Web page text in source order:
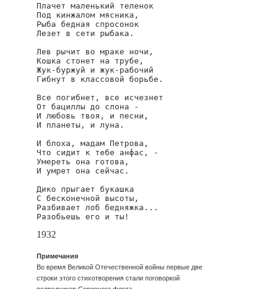
Плачет маленький теленок
Под кинжалом мясника,
Рыба бедная спросонок
Лезет в сети рыбака.
Лев рычит во мраке ночи,
Кошка стонет на трубе,
Жук-буржуй и жук-рабочий
Гибнут в классовой борьбе.
Все погибнет, все исчезнет
От бациллы до слона -
И любовь твоя, и песни,
И планеты, и луна.
И блоха, мадам Петрова,
Что сидит к тебе анфас, -
Умереть она готова,
И умрет она сейчас.
Дико прыгает букашка
С бесконечной высоты,
Разбивает лоб бедняжка...
Разобьешь его и ты!
1932
Примечания
Во время Великой Отечественной войны первые две
строки этого стихотворения стали поговоркой